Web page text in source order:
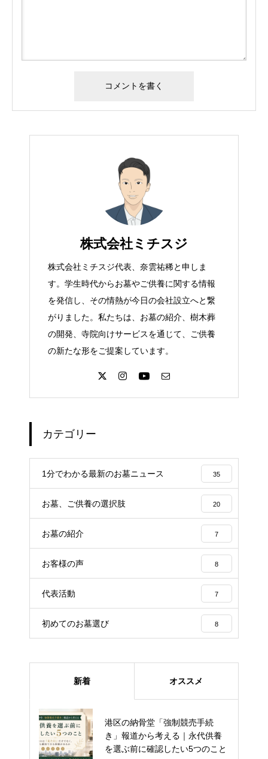
株式会社ミチスジ
株式会社ミチスジ代表、奈雲祐稀と申しま
す。学生時代からお墓やご供養に関する情報
を発信し、その情熱が今日の会社設立へと繋
がりました。私たちは、お墓の紹介、樹木葬
の開発、寺院向けサービスを通じて、ご供養
の新たな形をご提案しています。
カテゴリー
1分でわかる最新のお墓ニュース 35
お墓、ご供養の選択肢 20
お墓の紹介 7
お客様の声 8
代表活動 7
初めてのお墓選び 8
新着 オススメ
港区の納骨堂「強制競売手続
き」報道から考える｜永代供養
を選ぶ前に確認したい5つのこと
流山市の樹木葬「彩華」が開園
から約半年｜80件以上のご家庭
との歩み